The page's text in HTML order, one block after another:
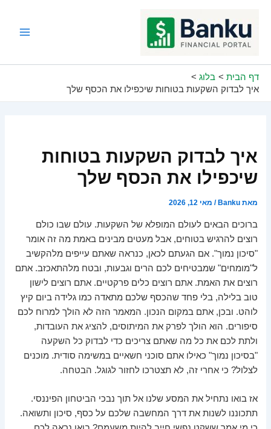
דף הבית
בלוג
איך לבדוק השקעות בטוחות שיכפילו את הכסף שלך
איך לבדוק השקעות בטוחות
שיכפילו את הכסף שלך
מאתBanku
/ מאי 12, 2026
ברוכים הבאים לעולם המופלא של השקעות. עולם שבו כולם
רוצים להרגיש בטוחים, אבל מעטים מבינים באמת מה זה אומר
"סיכון נמוך". אם הגעתם לכאן, כנראה שאתם עייפים מלהקשיב
ל"מומחים" שמבטיחים לכם הרים וגבעות, ובטח מלהתאכזב. אתם
רוצים את האמת. אתם רוצים כלים פרקטיים. אתם רוצים לישון
טוב בלילה, בלי פחד שהכסף שלכם מתאדה כמו גלידה ביום קיץ
לוהט. ובכן, אתם במקום הנכון. המאמר הזה לא הולך למרוח לכם
סיפורים. הוא הולך לפרק את המיתוסים, להציג את העובדות,
ולתת לכם את כל מה שאתם צריכים כדי לבדוק כל השקעה
"בסיכון נמוך" כאילו אתם סוכני חשאיים במשימה סודית. מוכנים
לצלול? כי אחרי זה, לא תצטרכו לחזור לגוגל. הבטחה.
אז בואו נתחיל את המסע שלנו אל תוך נבכי הביטחון הפיננסי.
תתכוננו לשנות את דרך המחשבה שלכם על כסף, סיכון ותשואה.